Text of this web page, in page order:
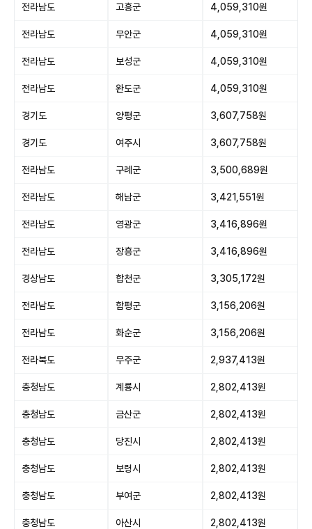
전라남도 고흥군 4,059,310원
전라남도 무안군 4,059,310원
전라남도 보성군 4,059,310원
전라남도 완도군 4,059,310원
경기도 양평군 3,607,758원
경기도 여주시 3,607,758원
전라남도 구례군 3,500,689원
전라남도 해남군 3,421,551원
전라남도 영광군 3,416,896원
전라남도 장흥군 3,416,896원
경상남도 합천군 3,305,172원
전라남도 함평군 3,156,206원
전라남도 화순군 3,156,206원
전라북도 무주군 2,937,413원
충청남도 계룡시 2,802,413원
충청남도 금산군 2,802,413원
충청남도 당진시 2,802,413원
충청남도 보령시 2,802,413원
충청남도 부여군 2,802,413원
충청남도 아산시 2,802,413원